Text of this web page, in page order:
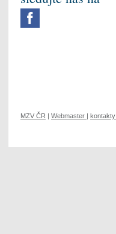
MZV ČR | Webmaster | kontakty